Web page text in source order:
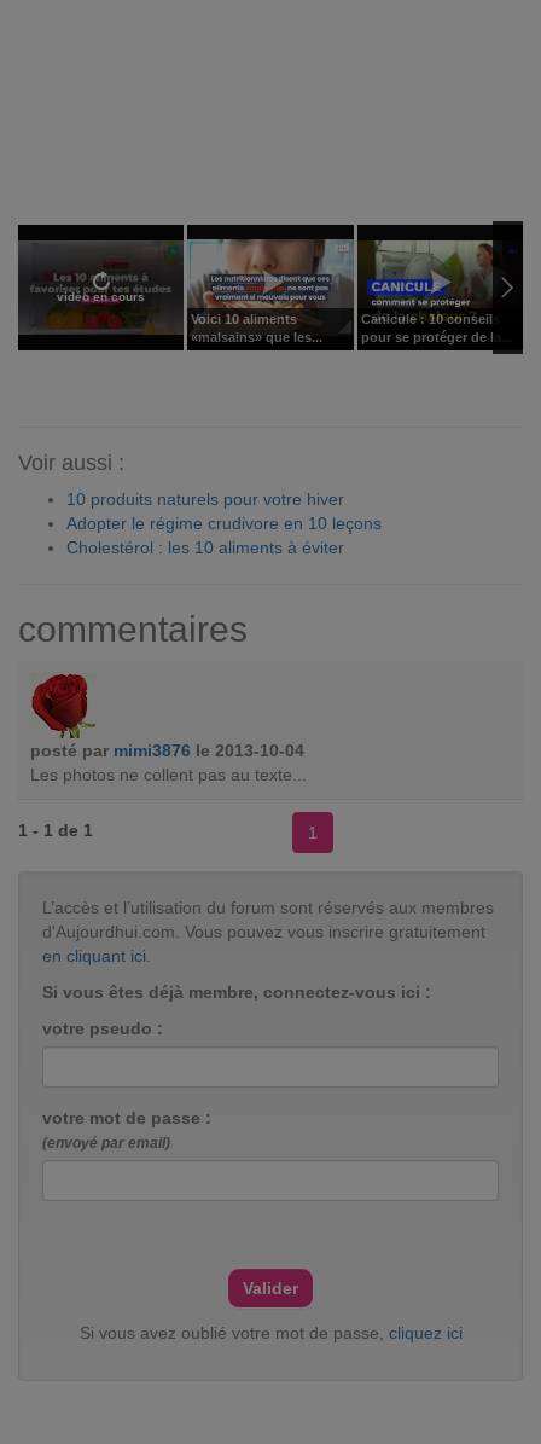
vidéo en cours
Voici 10 aliments
«malsains» que les...
Canicule : 10 conseils
pour se protéger de la...
Voir aussi :
10 produits naturels pour votre hiver
Adopter le régime crudivore en 10 leçons
Cholestérol : les 10 aliments à éviter
commentaires
posté par mimi3876 le 2013-10-04
Les photos ne collent pas au texte...
1 - 1 de 1 1
L’accès et l’utilisation du forum sont réservés aux membres
d'Aujourdhui.com. Vous pouvez vous inscrire gratuitement
en cliquant ici
Si vous êtes déjà membre, connectez-vous ici :
votre pseudo :
votre mot de passe :
(envoyé par email)
Si vous avez oublié votre mot de passe, cliquez ici